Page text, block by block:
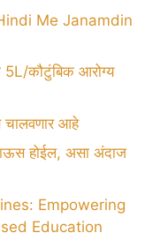
Hindi Me Janamdin
5L/कौटुंबिक आरोग्य
चालवणार आहे
होईल, असा अंदाज
Empowering
Education